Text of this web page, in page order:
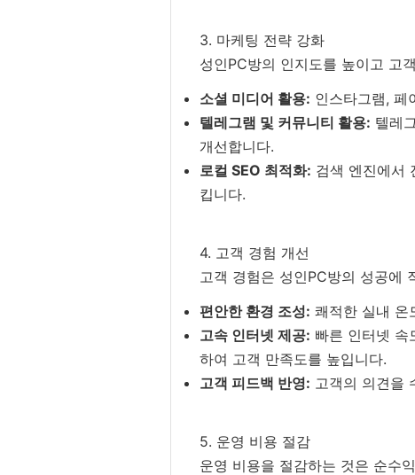
3. 마케팅 전략 강화
성인PC방의 인지도를 높이고 고
소셜 미디어 활용: 인스타그램, 페
텔레그램 및 커뮤니티 활용: 텔레
개선합니다.
로컬 SEO 최적화: 검색 엔진에서
킵니다.
4. 고객 경험 개선
고객 경험은 성인PC방의 성공에
편안한 환경 조성: 쾌적한 실내 온
고속 인터넷 제공: 빠른 인터넷 속
하여 고객 만족도를 높입니다.
고객 피드백 반영: 고객의 의견을
5. 운영 비용 절감
운영 비용을 절감하는 것은 순수